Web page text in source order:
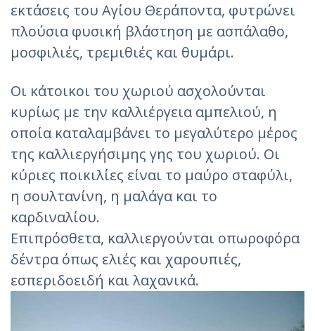
εκτάσεις του Αγίου Θεράποντα, φυτρώνει
πλούσια φυσική βλάστηση με ασπάλαθο,
μοσφιλιές, τρεμιθιές και θυμάρι.
Οι κάτοικοι του χωριού ασχολούνται
κυρίως με την καλλιέργεια αμπελιού, η
οποία καταλαμβάνει το μεγαλύτερο μέρος
της καλλιεργήσιμης γης του χωριού. Οι
κύριες ποικιλίες είναι το μαύρο σταφύλι,
η σουλτανίνη, η μαλάγα και το
καρδιναλίου.
Επιπρόσθετα, καλλιεργούνται οπωροφόρα
δέντρα όπως ελιές και χαρουπιές,
εσπεριδοειδή και λαχανικά.